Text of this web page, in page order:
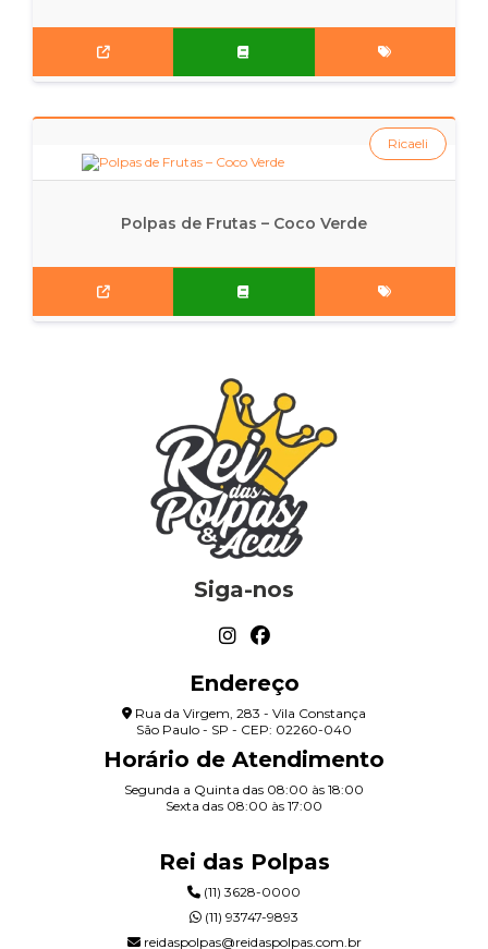
Polpas de Frutas – Coco Verde
Ricaeli
Siga-nos
Endereço
Rua da Virgem, 283 - Vila Constança
São Paulo - SP - CEP: 02260-040
Horário de Atendimento
Segunda a Quinta das 08:00 às 18:00
Sexta das 08:00 às 17:00
Rei das Polpas
(11) 3628-0000
(11) 93747-9893
reidaspolpas@reidaspolpas.com.br